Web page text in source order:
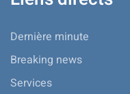
Dernière minute
Breaking news
Services